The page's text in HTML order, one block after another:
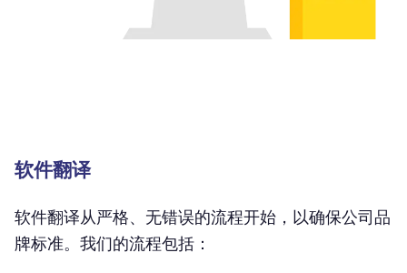
软件翻译
软件翻译从严格、无错误的流程开始，以确保公司品
牌标准。我们的流程包括：